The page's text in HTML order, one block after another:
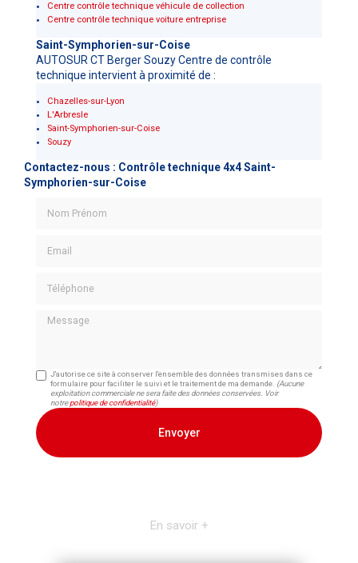
Centre contrôle technique véhicule de collection
Centre contrôle technique voiture entreprise
Saint-Symphorien-sur-Coise
AUTOSUR CT Berger Souzy Centre de contrôle
technique intervient à proximité de :
Chazelles-sur-Lyon
L'Arbresle
Saint-Symphorien-sur-Coise
Souzy
Contactez-nous : Contrôle technique 4x4 Saint-
Symphorien-sur-Coise
Message
J'autorise ce site à conserver l'ensemble des données transmises dans ce
formulaire pour faciliter le suivi et le traitement de ma demande. (Aucune
exploitation commerciale ne sera faite des données conservées. Voir
notrepolitique de confidentialité)
En savoir +